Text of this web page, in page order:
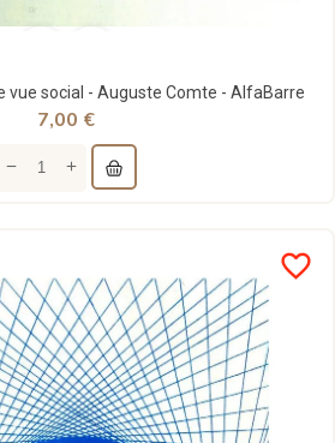
vue social - Auguste Comte - AlfaBarre
7,00 €
favorite_border